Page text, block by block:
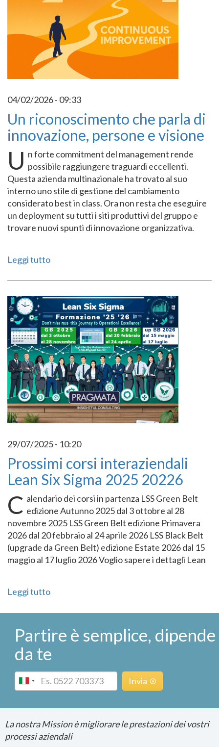
04/02/2026 - 09:33
Un riconoscimento che parla di
innovazione, persone e visione
U n forte commitment del management rende
possibile raggiungere traguardi eccellenti.
Questa azienda multinazionale ha trovato al suo
interno uno stile di gestione del cambiamento
considerato best in class. Ora non resta che eseguire
un deployment su tutti i siti produttivi del gruppo e
trovare nuovi spunti di innovazione organizzativa.
Leggi tutto
29/07/2025 - 10:20
Prossimi corsi interaziendali
Lean Six Sigma 2025 20226
C alendario dei corsi in partenza LSS Green Belt
edizione Autunno 2025 dal 3 ottobre al 28
novembre 2025 LSS Green Belt edizione Primavera
2026 dal 20 febbraio al 24 aprile 2026 LSS Black Belt
(upgrade da Green Belt) edizione Estate 2026 dal 15
maggio al 17 luglio 2026 Voglio sapere i dettagli Lean
Leggi tutto
Partire è semplice, dipende
da te
Phone Invia
La nostra Mission è migliorare le prestazioni dei vostri
processi aziendali